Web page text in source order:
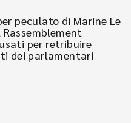
peculato di Marine Le
per retribuire
dei parlamentari